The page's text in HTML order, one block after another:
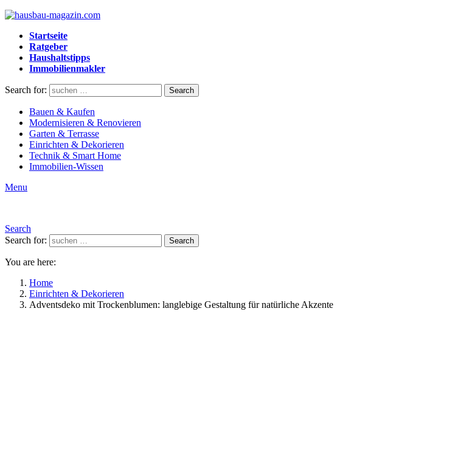
Startseite
Ratgeber
Haushaltstipps
Immobilienmakler
Search for: Search
Bauen & Kaufen
Modernisieren & Renovieren
Garten & Terrasse
Einrichten & Dekorieren
Technik & Smart Home
Immobilien-Wissen
Menu
Search
Search for:
Search
You are here:
Home
Einrichten & Dekorieren
Adventsdeko mit Trockenblumen: langlebige Gestaltung für natürliche Akzente